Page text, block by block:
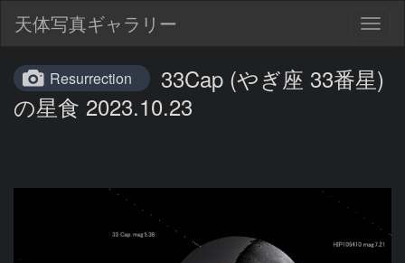
天体写真ギャラリー
Resurrection
33Cap (やぎ座 33番星)
の星食 2023.10.23